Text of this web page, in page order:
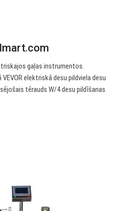
gaļas instrumentos.
elektriskā desu pildviela desu
tērauds W/4 desu pildīšanas